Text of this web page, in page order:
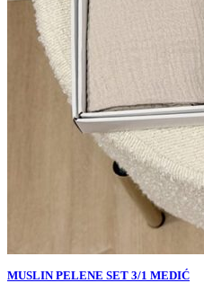
MUSLIN PELENE SET 3/1 MEDIĆ